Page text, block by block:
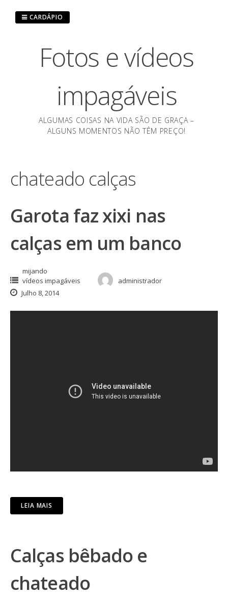
Fotos e vídeos
impagáveis
ALGUMAS COISAS NA VIDA SÃO DE GRAÇA –
ALGUNS MOMENTOS NÃO TÊM PREÇO!
CARDÁPIO
chateado calças
Garota faz xixi nas
calças em um banco
mijando
vídeos impagáveis
administrador
Julho 8, 2014
LEIA MAIS
Calças bêbado e
chateado